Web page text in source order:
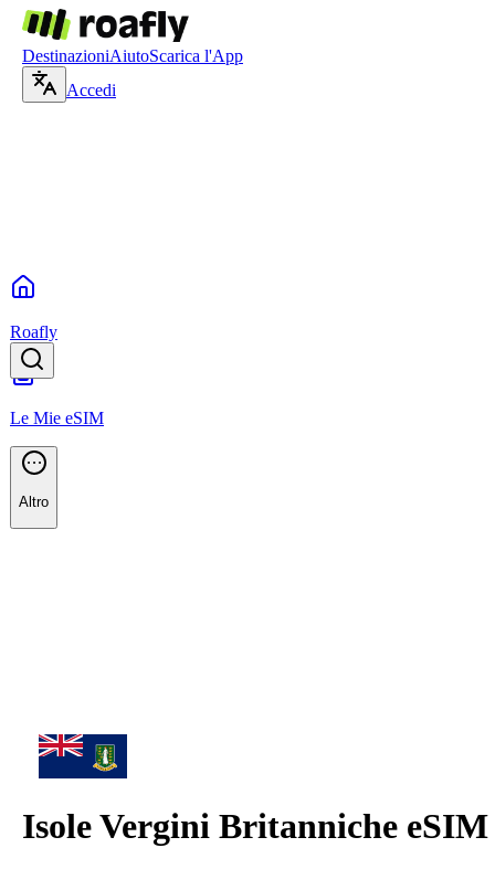
DestinazioniAiutoScarica l'App
Accedi
Roafly
Le Mie eSIM
Altro
Isole Vergini Britanniche eSIM